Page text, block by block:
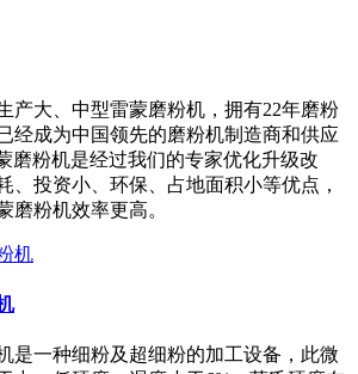
产大、中型雷蒙磨粉机，拥有22年磨粉
经成为中国领先的磨粉机制造商和供应
磨粉机是经过我们的专家优化升级改
、投资小、环保、占地面积小等优点，
磨粉机效率更高。
是一种细粉及超细粉的加工设备，此微